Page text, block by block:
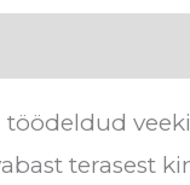
terasest